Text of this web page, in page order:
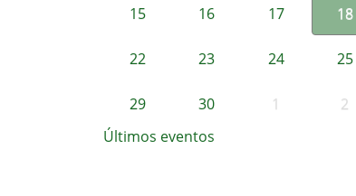
15 16 17 18
22 23 24 25
29 30 1 2
Últimos eventos